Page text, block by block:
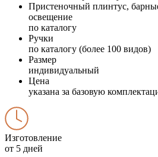
Пристеночный плинтус,
освещение
по каталогу
Ручки
по каталогу (более 100 видов)
Размер
индивидуальный
Цена
указана за базовую
Изготовление
от 5 дней